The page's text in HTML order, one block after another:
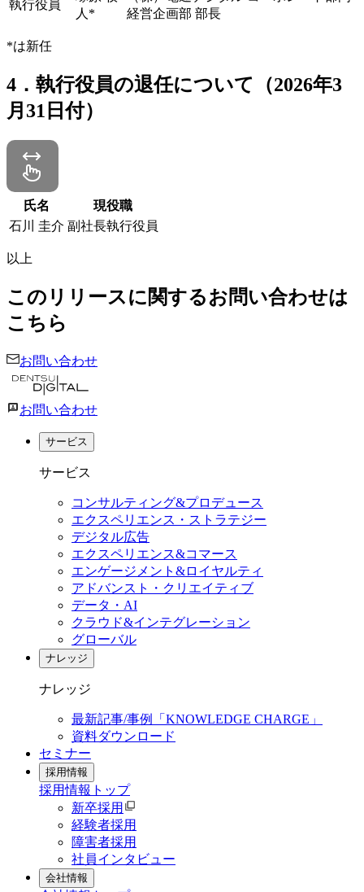
執行役員
人*
経営企画部 部長
*は新任
4．執行役員の退任について（2026年3
月31日付）
氏名
現役職
石川 圭介 副社長執行役員
以上
このリリースに関するお問い合わせは
こちら
お問い合わせ
お問い合わせ
サービス
サービス
コンサルティング&プロデュース
エクスペリエンス・ストラテジー
デジタル広告
エクスペリエンス&コマース
エンゲージメント&ロイヤルティ
アドバンスト・クリエイティブ
データ・AI
クラウド&インテグレーション
グローバル
ナレッジ
ナレッジ
最新記事/事例「KNOWLEDGE CHARGE」
資料ダウンロード
セミナー
採用情報
採用情報 トップ
新卒採用
経験者採用
障害者採用
社員インタビュー
会社情報